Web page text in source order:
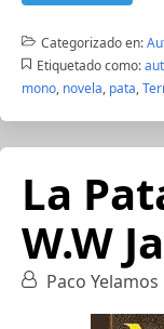
Categorizado en:
Etiquetado como:
mono, novela, pata,
La
W.W
Paco Yelamos